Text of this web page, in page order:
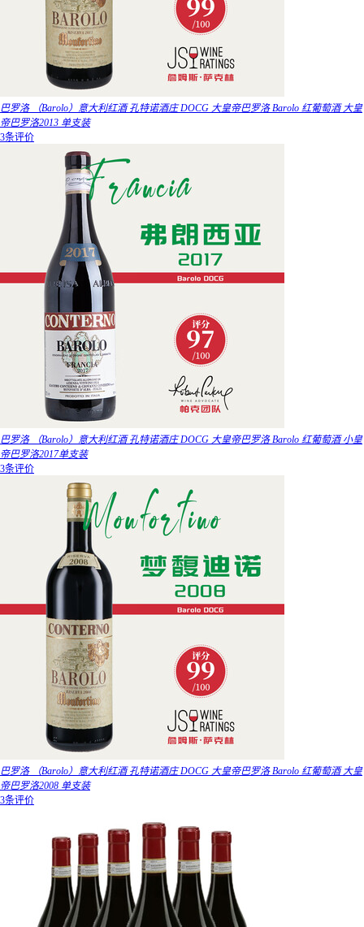
巴罗洛 （Barolo）意大利红酒 孔特诺酒庄 DOCG 大皇帝巴罗洛 Barolo 红葡萄酒 大皇
帝巴罗洛2013 单支装
3条评价
巴罗洛 （Barolo）意大利红酒 孔特诺酒庄 DOCG 大皇帝巴罗洛 Barolo 红葡萄酒 小皇
帝巴罗洛2017单支装
3条评价
巴罗洛 （Barolo）意大利红酒 孔特诺酒庄 DOCG 大皇帝巴罗洛 Barolo 红葡萄酒 大皇
帝巴罗洛2008 单支装
3条评价